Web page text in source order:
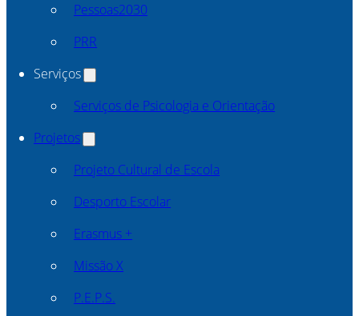
Pessoas2030
PRR
Serviços
Serviços de Psicologia e Orientação
Projetos
Projeto Cultural de Escola
Desporto Escolar
Erasmus +
Missão X
P.E.P.S.